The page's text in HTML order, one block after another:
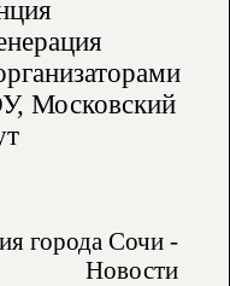
Московский
города Сочи -
Новости